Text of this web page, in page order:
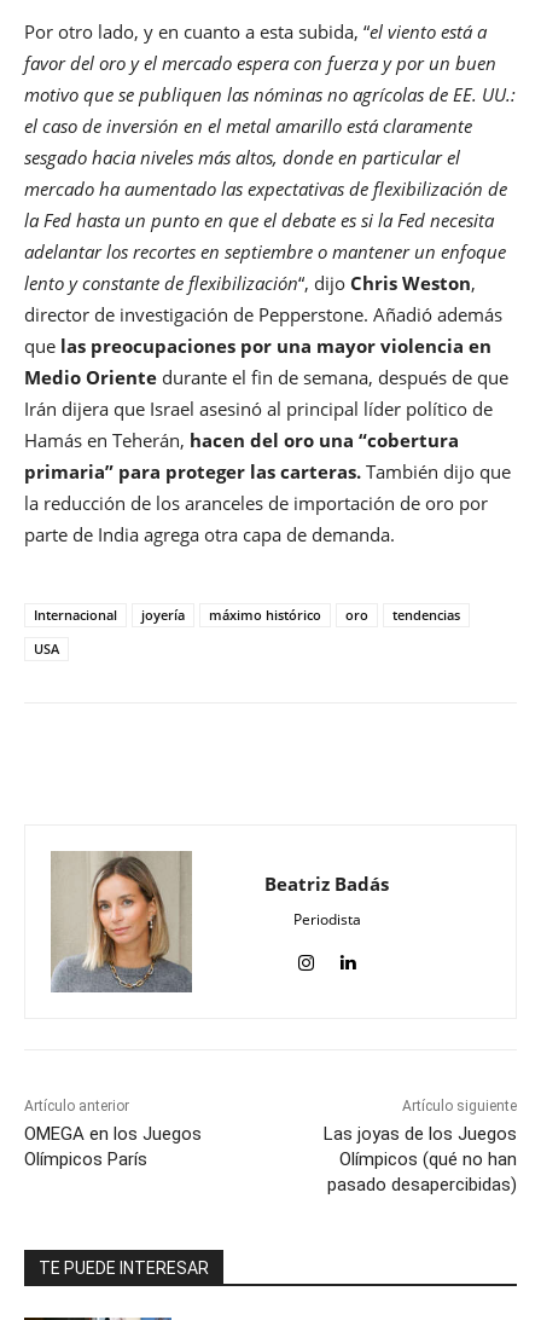
Por otro lado, y en cuanto a esta subida, “el viento está a
favor del oro y el mercado espera con fuerza y ​​por un buen
motivo que se publiquen las nóminas no agrícolas de EE. UU.:
el caso de inversión en el metal amarillo está claramente
sesgado hacia niveles más altos, donde en particular el
mercado ha aumentado las expectativas de flexibilización de
la Fed hasta un punto en que el debate es si la Fed necesita
adelantar los recortes en septiembre o mantener un enfoque
lento y constante de flexibilización“, dijo Chris Weston,
director de investigación de Pepperstone. Añadió además
que las preocupaciones por una mayor violencia en
Medio Oriente durante el fin de semana, después de que
Irán dijera que Israel asesinó al principal líder político de
Hamás en Teherán, hacen del oro una “cobertura
primaria” para proteger las carteras. También dijo que
la reducción de los aranceles de importación de oro por
parte de India agrega otra capa de demanda.
Internacional joyería máximo histórico oro
tendencias
USA
Beatriz Badás
Periodista
Artículo anterior
OMEGA en los Juegos
Olímpicos París
Artículo siguiente
Las joyas de los Juegos
Olímpicos (qué no han
pasado desapercibidas)
TE PUEDE INTERESAR